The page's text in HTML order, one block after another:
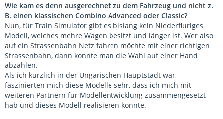
Wie kam es denn ausgerechnet zu dem Fahrzeug und nicht z.
B. einen klassischen Combino Advanced oder Classic?
Nun, für Train Simulator gibt es bislang kein Niederfluriges
Modell, welches mehre Wagen besitzt und länger ist. Wer also
auf ein Strassenbahn Netz fahren möchte mit einer richtigen
Strassenbahn, dann konnte man die Wahl auf einer Hand
abzählen.
Als ich kürzlich in der Ungarischen Hauptstadt war,
faszinierten mich diese Modelle sehr, dass ich mich mit
weiteren Partnern für Modellentwicklung zusammengesetzt
hab und dieses Modell realisieren konnte.